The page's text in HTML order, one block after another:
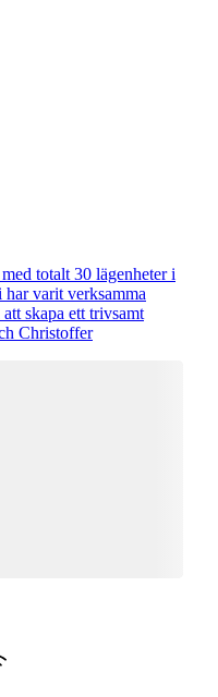
totalt 30 lägenheter i
varit verksamma
skapa ett trivsamt
Christoffer